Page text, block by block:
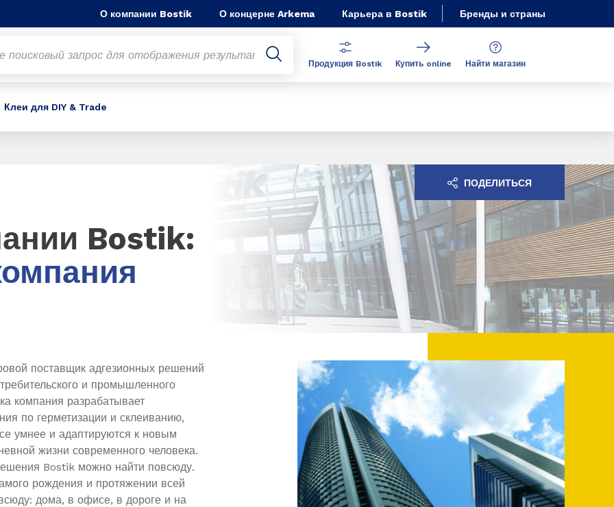
О компании Bostik О концерне Arkema Карьера в Bostik Бренды и страны
Клеи для DIY & Trade
Продукция Bostik Купить online Найти магазин
Bostik:
ПОДЕЛИТЬСЯ
поставщик адгезионных решений
и промышленного
компания разрабатывает
по герметизации и склеиванию,
умнее и адаптируются к новым
жизни современного человека.
Bostik можно найти повсюду.
рождения и протяжении всей
дома, в офисе, в дороге и на